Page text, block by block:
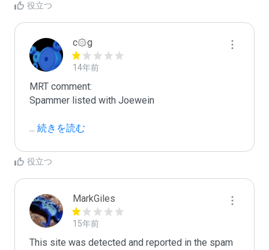
役立つ
c۞g
14年前
MRT comment:
Spammer listed with Joewein
... 続きを読む
役立つ
MarkGiles
15年前
This site was detected and reported in the spam